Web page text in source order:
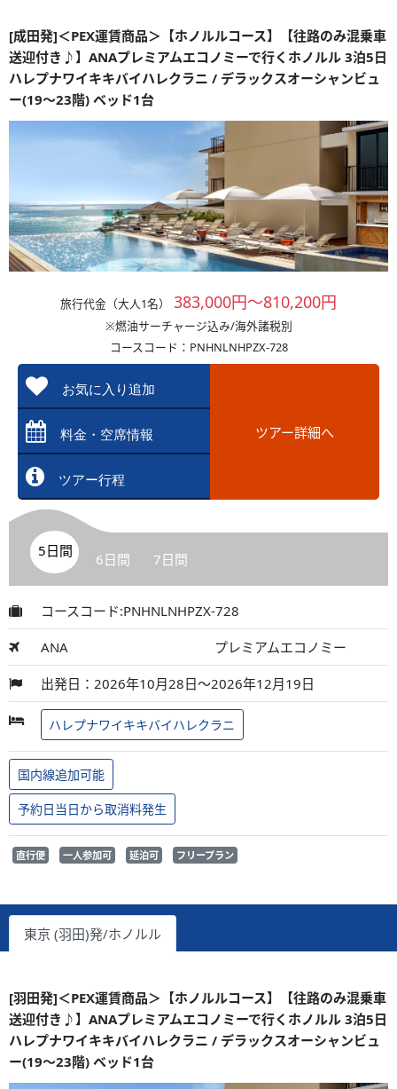
[成田発]＜PEX運賃商品＞【ホノルルコース】【往路のみ混乗車
送迎付き♪】ANAプレミアムエコノミーで行くホノルル 3泊5日
ハレプナワイキキバイハレクラニ / デラックスオーシャンビュ
ー(19～23階) ベッド1台
旅行代金（大人1名） 383,000円～810,200円
※燃油サーチャージ込み/海外諸税別
コースコード：PNHNLNHPZX-728
お気に入り追加
料金・空席情報
ツアー行程
ツアー詳細へ
5日間 6日間 7日間
コースコード:PNHNLNHPZX-728
ANA プレミアムエコノミー
出発日：2026年10月28日～2026年12月19日
ハレプナワイキキバイハレクラニ
国内線追加可能
予約日当日から取消料発生
直行便 一人参加可 延泊可 フリープラン
東京 (羽田)発/ホノルル
[羽田発]＜PEX運賃商品＞【ホノルルコース】【往路のみ混乗車
送迎付き♪】ANAプレミアムエコノミーで行くホノルル 3泊5日
ハレプナワイキキバイハレクラニ / デラックスオーシャンビュ
ー(19～23階) ベッド1台